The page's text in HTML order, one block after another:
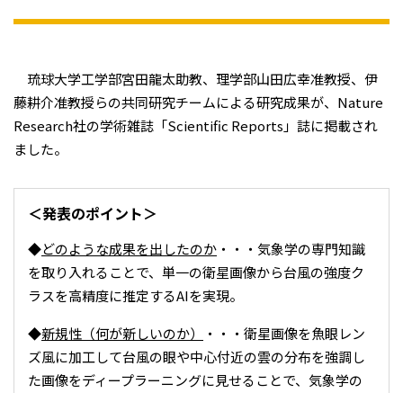
琉球大学工学部宮田龍太助教、理学部山田広幸准教授、伊
藤耕介准教授らの共同研究チームによる研究成果が、Nature
Research社の学術雑誌「Scientific Reports」誌に掲載され
ました。
＜発表のポイント＞
◆どのような成果を出したのか ・・・気象学の専門知識
を取り入れることで、単一の衛星画像から台風の強度ク
ラスを高精度に推定するAIを実現。
◆新規性（何が新しいのか）
・・・衛星画像を魚眼レン
ズ風に加工して台風の眼や中心付近の雲の分布を強調し
た画像をディープラーニングに見せることで、気象学の